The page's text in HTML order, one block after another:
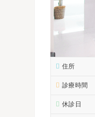
住所
診療時間
休診日